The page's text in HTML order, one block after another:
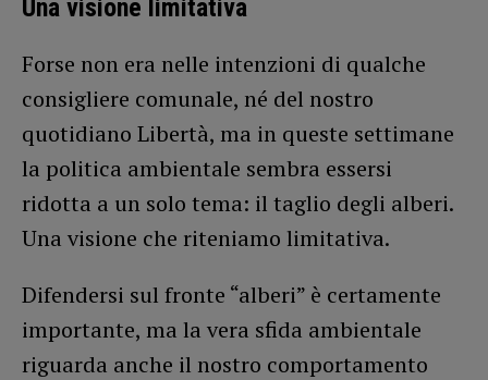
Una visione limitativa
Forse non era nelle intenzioni di qualche
consigliere comunale, né del nostro
quotidiano Libertà, ma in queste settimane
la politica ambientale sembra essersi
ridotta a un solo tema: il taglio degli alberi.
Una visione che riteniamo limitativa.
Difendersi sul fronte “alberi” è certamente
importante, ma la vera sfida ambientale
riguarda anche il nostro comportamento